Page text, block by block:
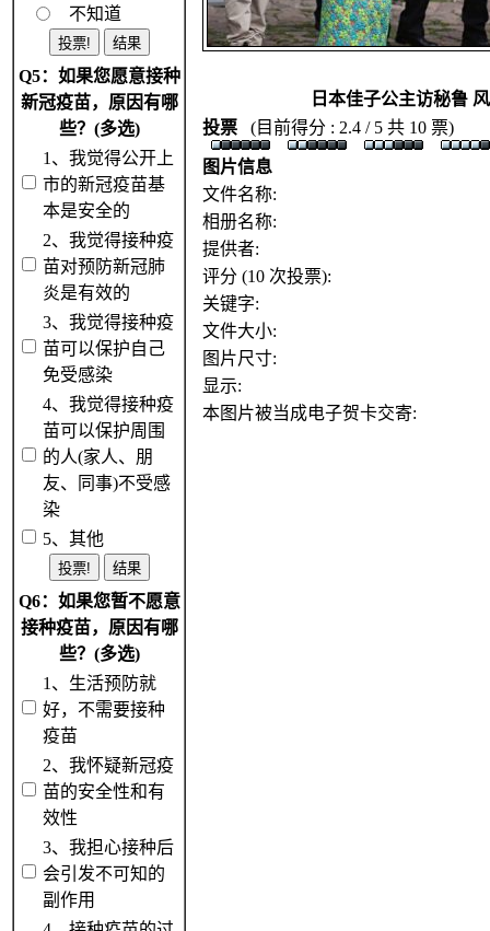
不知道
Q5：如果您愿意接种
新冠疫苗，原因有哪
些？(多选)
1、我觉得公开上
市的新冠疫苗基
本是安全的
2、我觉得接种疫
苗对预防新冠肺
炎是有效的
3、我觉得接种疫
苗可以保护自己
免受感染
4、我觉得接种疫
苗可以保护周围
的人(家人、朋
友、同事)不受感
染
5、其他
Q6：如果您暂不愿意
接种疫苗，原因有哪
些？(多选)
1、生活预防就
好，不需要接种
疫苗
2、我怀疑新冠疫
苗的安全性和有
效性
3、我担心接种后
会引发不可知的
副作用
日本佳子公主访秘鲁
投票
(目前得分 : 2.4 / 5 共 10 票)
图片信息
文件名称:
相册名称:
提供者:
评分 (10 次投票):
关键字:
文件大小:
图片尺寸:
显示:
本图片被当成电子贺卡交寄: